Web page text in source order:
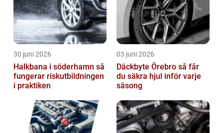
30 juni 2026
Halkbana i söderhamn så
fungerar riskutbildningen
i praktiken
03 juni 2026
Däckbyte Örebro så får
du säkra hjul inför varje
säsong